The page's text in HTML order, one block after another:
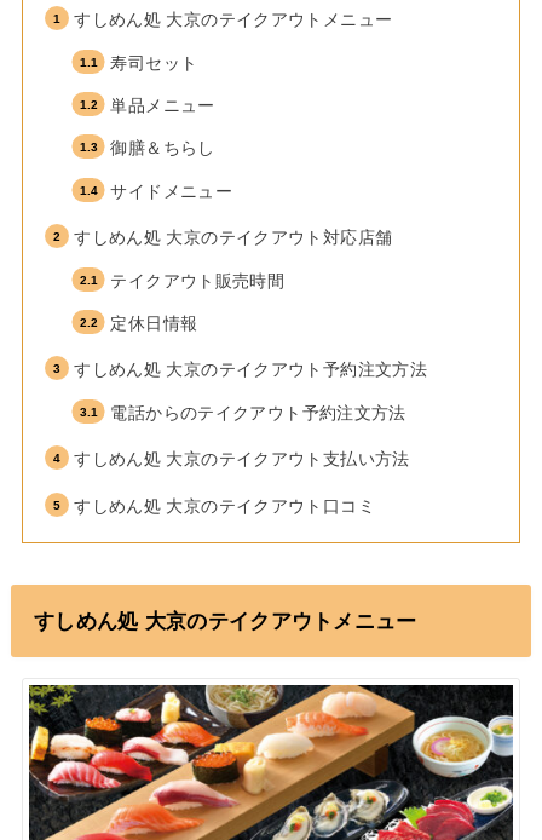
すしめん処 大京のテイクアウトメニュー
寿司セット
単品メニュー
御膳＆ちらし
サイドメニュー
すしめん処 大京のテイクアウト対応店舗
テイクアウト販売時間
定休日情報
すしめん処 大京のテイクアウト予約注文方法
電話からのテイクアウト予約注文方法
すしめん処 大京のテイクアウト支払い方法
すしめん処 大京のテイクアウト口コミ
すしめん処 大京のテイクアウトメニュー